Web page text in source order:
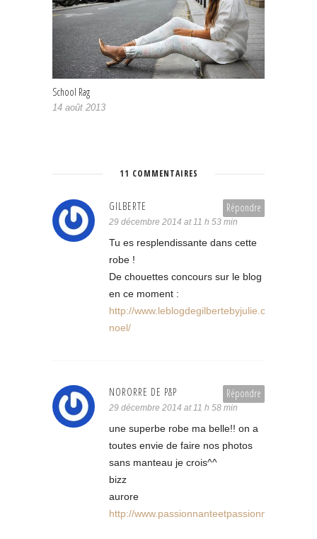
School Rag
14 août 2013
11 COMMENTAIRES
Répondre
GILBERTE
29 décembre 2014 at 11 h 53 min
Tu es resplendissante dans cette
robe !
De chouettes concours sur le blog
en ce moment :
http://www.leblogdegilbertebyjulie.com/joyeux-
noel/
Répondre
NORORRE DE P&P
29 décembre 2014 at 11 h 58 min
une superbe robe ma belle!! on a
toutes envie de faire nos photos
sans manteau je crois^^
bizz
aurore
http://www.passionnanteetpassionnee.com